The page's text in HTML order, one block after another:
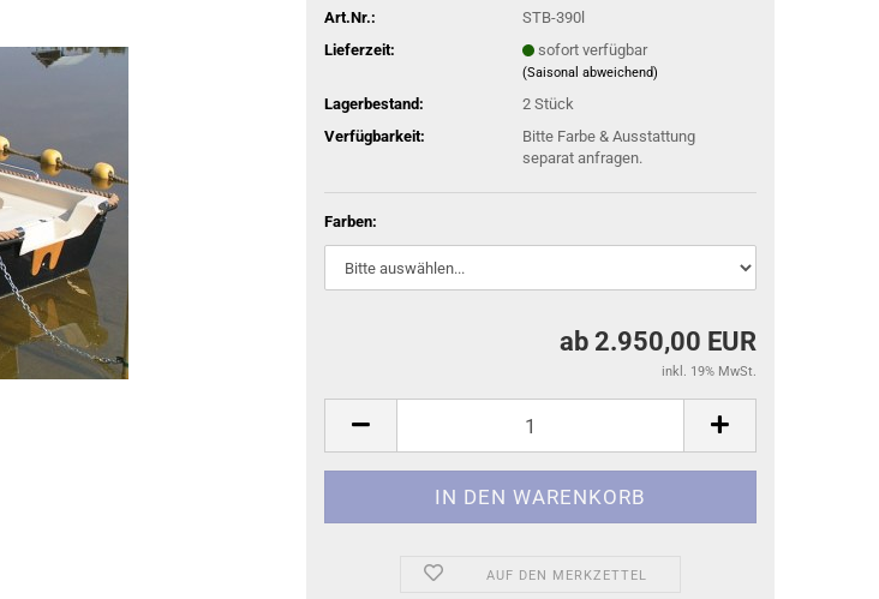
Art.Nr.:
STB-390l
Lieferzeit:
sofort verfügbar
(Saisonal abweichend)
Lagerbestand: 2 Stück
Verfügbarkeit:
Bitte Farbe & Ausstattung
separat anfragen.
Farben:
ab 2.950,00 EUR
inkl. 19% MwSt.
AUF DEN MERKZETTEL